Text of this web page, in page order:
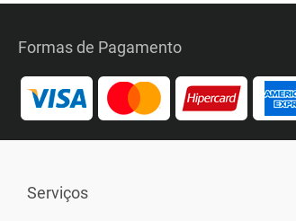
Formas de Pagamento
Serviços